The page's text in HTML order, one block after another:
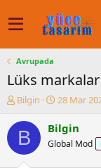
Avrupada
Lüks
K
n
u
y
Bilgin
B
ş
a
28 Mar
B Bilgin
Global Mod